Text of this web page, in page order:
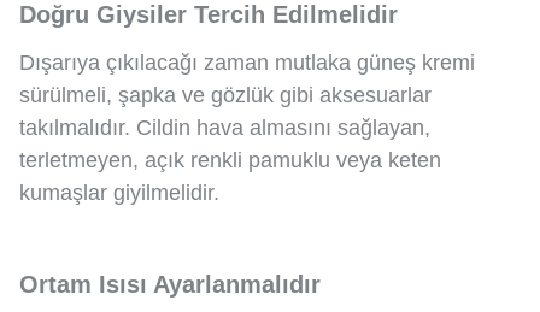
Doğru Giysiler Tercih Edilmelidir
Dışarıya çıkılacağı zaman mutlaka güneş kremi
sürülmeli, şapka ve gözlük gibi aksesuarlar
takılmalıdır. Cildin hava almasını sağlayan,
terletmeyen, açık renkli pamuklu veya keten
kumaşlar giyilmelidir.
Ortam Isısı Ayarlanmalıdır